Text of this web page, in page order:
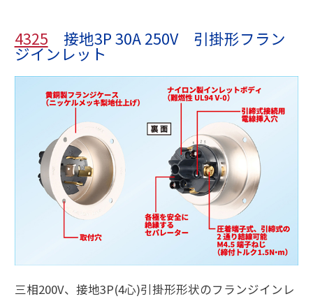
4325 接地3P 30A 250V 引掛形フラン
ジインレット
三相200V、接地3P(4心)引掛形形状のフランジインレ